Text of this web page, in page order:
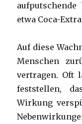
etwa Coca-
Auf diese
Menschen
vertragen. Oft
feststellen,
Wirkung